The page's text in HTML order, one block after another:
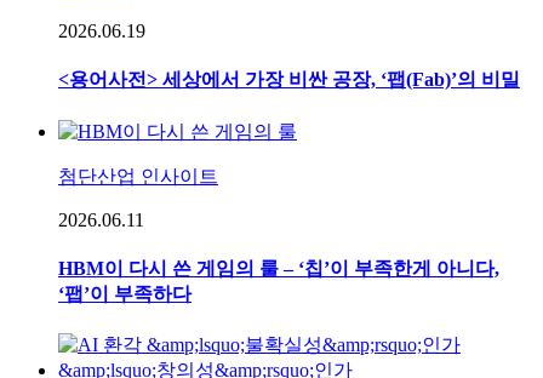
2026.06.19
<용어사전> 세상에서 가장 비싼 공장, ‘팹(Fab)’의 비밀
첨단산업 인사이트
2026.06.11
HBM이 다시 쓴 게임의 룰 – ‘칩’이 부족한게 아니다,
‘팹’이 부족하다